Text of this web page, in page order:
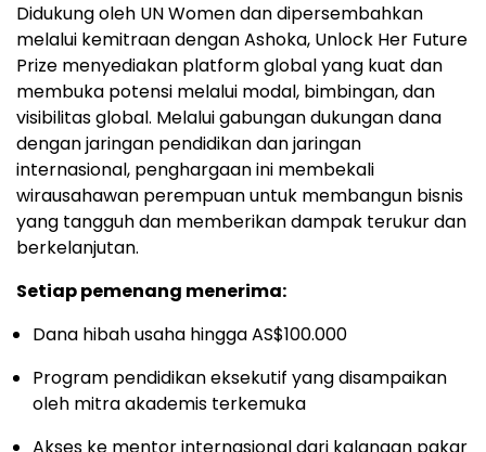
Didukung oleh UN Women dan dipersembahkan
melalui kemitraan dengan Ashoka, Unlock Her Future
Prize menyediakan platform global yang kuat dan
membuka potensi melalui modal, bimbingan, dan
visibilitas global. Melalui gabungan dukungan dana
dengan jaringan pendidikan dan jaringan
internasional, penghargaan ini membekali
wirausahawan perempuan untuk membangun bisnis
yang tangguh dan memberikan dampak terukur dan
berkelanjutan.
Setiap pemenang menerima:
Dana hibah usaha hingga AS$100.000
Program pendidikan eksekutif yang disampaikan
oleh mitra akademis terkemuka